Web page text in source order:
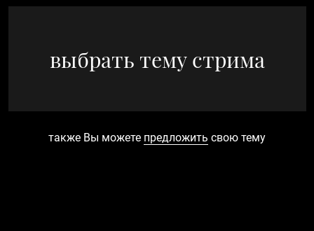
выбрать тему стрима
также Вы можете предложить свою тему